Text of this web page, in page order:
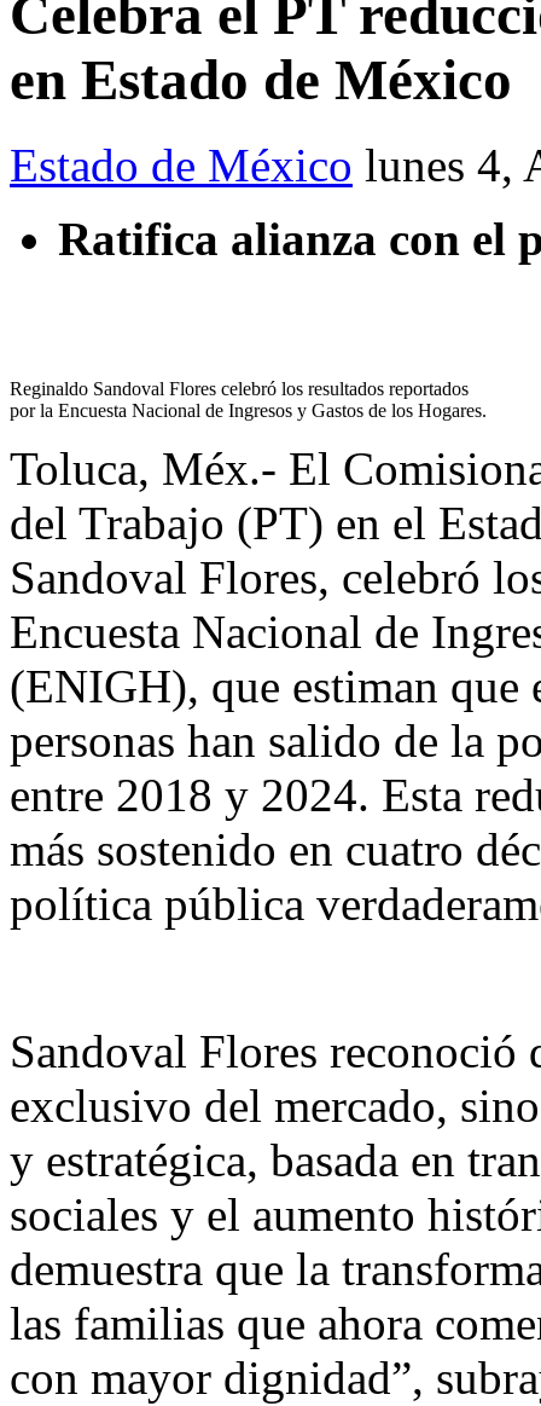
Celebra el PT
en Estado de México
Estado de México lunes 4,
Ratifica alianza con el
Reginaldo Sandoval Flores celebró los resultados reportados
por la Encuesta Nacional de Ingresos y Gastos de los Hogares.
Toluca, Méx.- El
del Trabajo (PT) en el
Sandoval Flores, celebró
Encuesta Nacional de
(ENIGH), que estiman que
personas han salido de la
entre 2018 y 2024. Esta
más sostenido en cuatro
política pública
Sandoval Flores reconoció
exclusivo del mercado,
y estratégica, basada en
sociales y el aumento
demuestra que la
las familias que ahora
con mayor dignidad”,